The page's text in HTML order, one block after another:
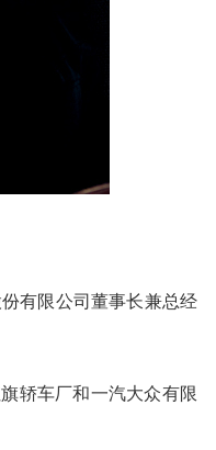
有限公司董事长兼总经
轿车厂和一汽大众有限